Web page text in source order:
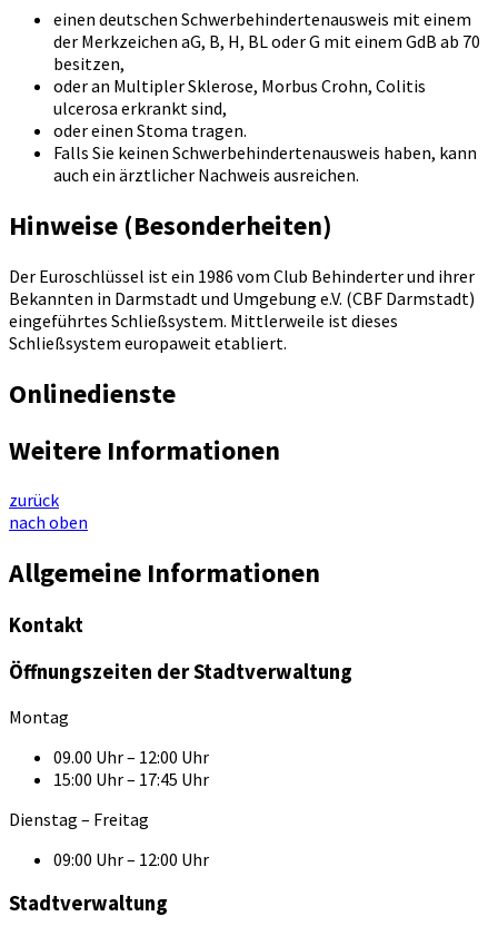
einen deutschen Schwerbehindertenausweis mit einem
der Merkzeichen aG, B, H, BL oder G mit einem GdB ab 70
besitzen,
oder an Multipler Sklerose, Morbus Crohn, Colitis
ulcerosa erkrankt sind,
oder einen Stoma tragen.
Falls Sie keinen Schwerbehindertenausweis haben, kann
auch ein ärztlicher Nachweis ausreichen.
Hinweise (Besonderheiten)
Der Euroschlüssel ist ein 1986 vom Club Behinderter und ihrer
Bekannten in Darmstadt und Umgebung e.V. (CBF Darmstadt)
eingeführtes Schließsystem. Mittlerweile ist dieses
Schließsystem europaweit etabliert.
Onlinedienste
Weitere Informationen
zurück
nach oben
Allgemeine Informationen
Kontakt
Öffnungszeiten der Stadtverwaltung
Montag
09.00 Uhr – 12:00 Uhr
15:00 Uhr – 17:45 Uhr
Dienstag – Freitag
09:00 Uhr – 12:00 Uhr
Stadtverwaltung